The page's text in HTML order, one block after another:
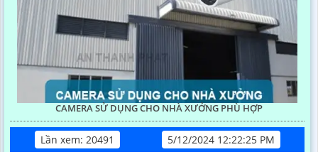
CAMERA SỬ DỤNG CHO NHÀ XƯỞNG PHÙ HỢP
Lần xem: 20491
5/12/2024 12:22:25 PM